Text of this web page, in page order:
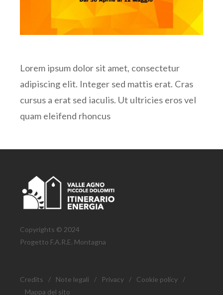
Lorem ipsum dolor sit amet, consectetur
adipiscing elit. Integer sed mattis erat. Cras
cursus a erat sed iaculis. Ut ultricies eros vel
quam eleifend rhoncus
Copyrights © 2024
Progetto F.A.R.E. Montagna
Credits / Note legali / Privacy / Cookie policy
/
Mappa del sito